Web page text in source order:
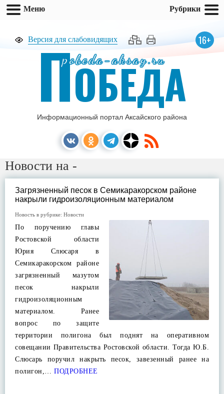
Версия для слабовидящих 16+
pobeda-aksay.ru
ПОБЕДА
Информационный портал Аксайского района
Новости на -
Загрязненный песок в Семикаракорском районе
накрыли гидроизоляционным материалом
Новость в рубрике: Новости
По поручению главы
Ростовской области
Юрия Слюсаря в
Семикаракорском районе
загрязненный мазутом
песок накрыли
гидроизоляционным
материалом. Ранее
вопрос по защите
территории полигона был поднят на оперативном
совещании Правительства Ростовской области. Тогда Ю.Б.
Слюсарь поручил накрыть песок, завезенный ранее на
полигон,… ПОДРОБНЕЕ
Меню Рубрики